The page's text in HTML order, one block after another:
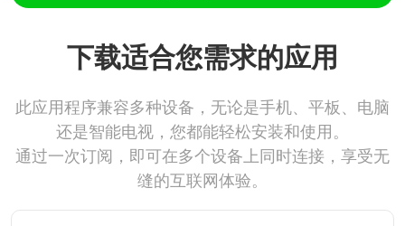
下载适合您需求的应用
此应用程序兼容多种设备，无论是手机、平板、电脑
还是智能电视，您都能轻松安装和使用。
通过一次订阅，即可在多个设备上同时连接，享受无
缝的互联网体验。